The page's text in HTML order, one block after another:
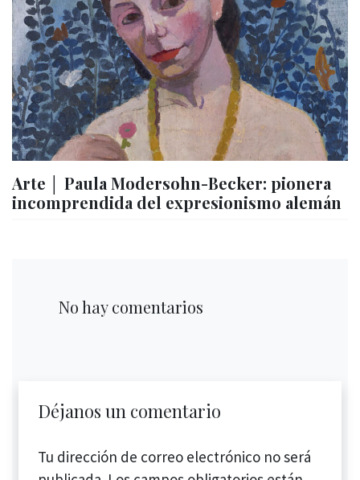
Arte │ Paula Modersohn-Becker: pionera
incomprendida del expresionismo alemán
No hay comentarios
Déjanos un comentario
Tu dirección de correo electrónico no será